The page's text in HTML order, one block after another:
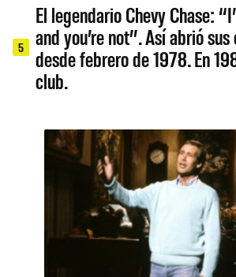
5
El legendario Chevy Chase:
and you’re not”. Así abrió
desde febrero de 1978. En
club.